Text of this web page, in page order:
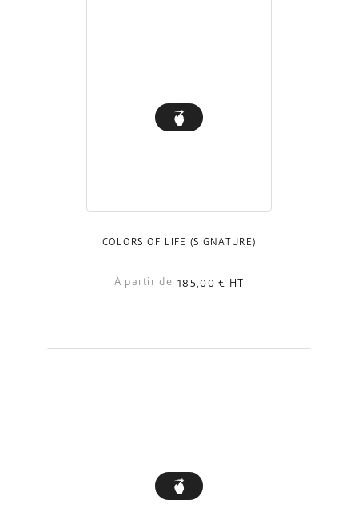
COLORS OF LIFE (SIGNATURE)
À partir de 185,00 € HT